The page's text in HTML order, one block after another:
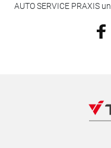
AUTO SERVICE PRAXIS